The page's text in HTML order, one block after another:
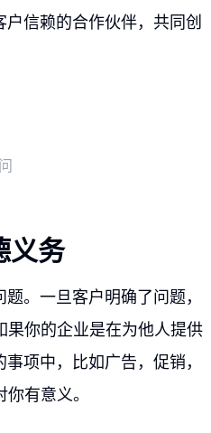
信赖的合作伙伴，共同创
义务
。一旦客户明确了问题，
你的企业是在为他人提供
项中，比如广告，促销，
有意义。